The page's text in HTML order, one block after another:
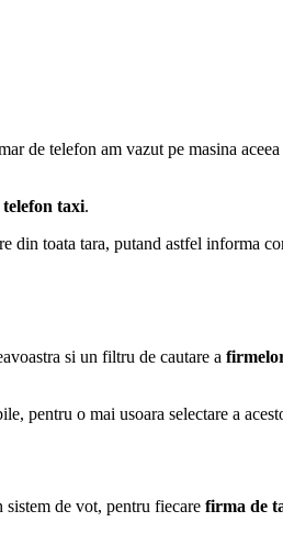
de telefon am vazut pe masina
taxi.
toata tara, putand astfel informa
si un filtru de cautare a
pentru o mai usoara selectare a
sistem de vot, pentru fiecare firma de